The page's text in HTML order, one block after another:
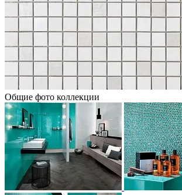
Общие фото коллекции